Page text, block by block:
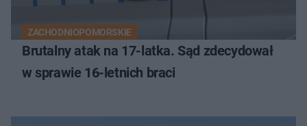
ZACHODNIOPOMORSKIE
Brutalny atak na 17-latka. Sąd zdecydował
w sprawie 16-letnich braci